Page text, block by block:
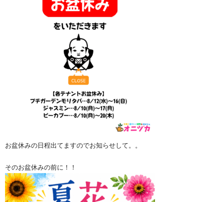
お盆休みの日程出てますのでお知らせして。。
そのお盆休みの前に！！